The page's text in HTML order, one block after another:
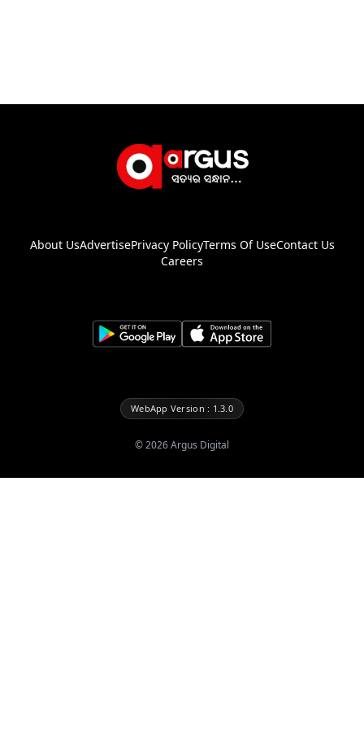
About UsAdvertisePrivacy PolicyTerms Of UseContact Us
Careers
WebApp Version : 1.3.0
©2026Argus Digital